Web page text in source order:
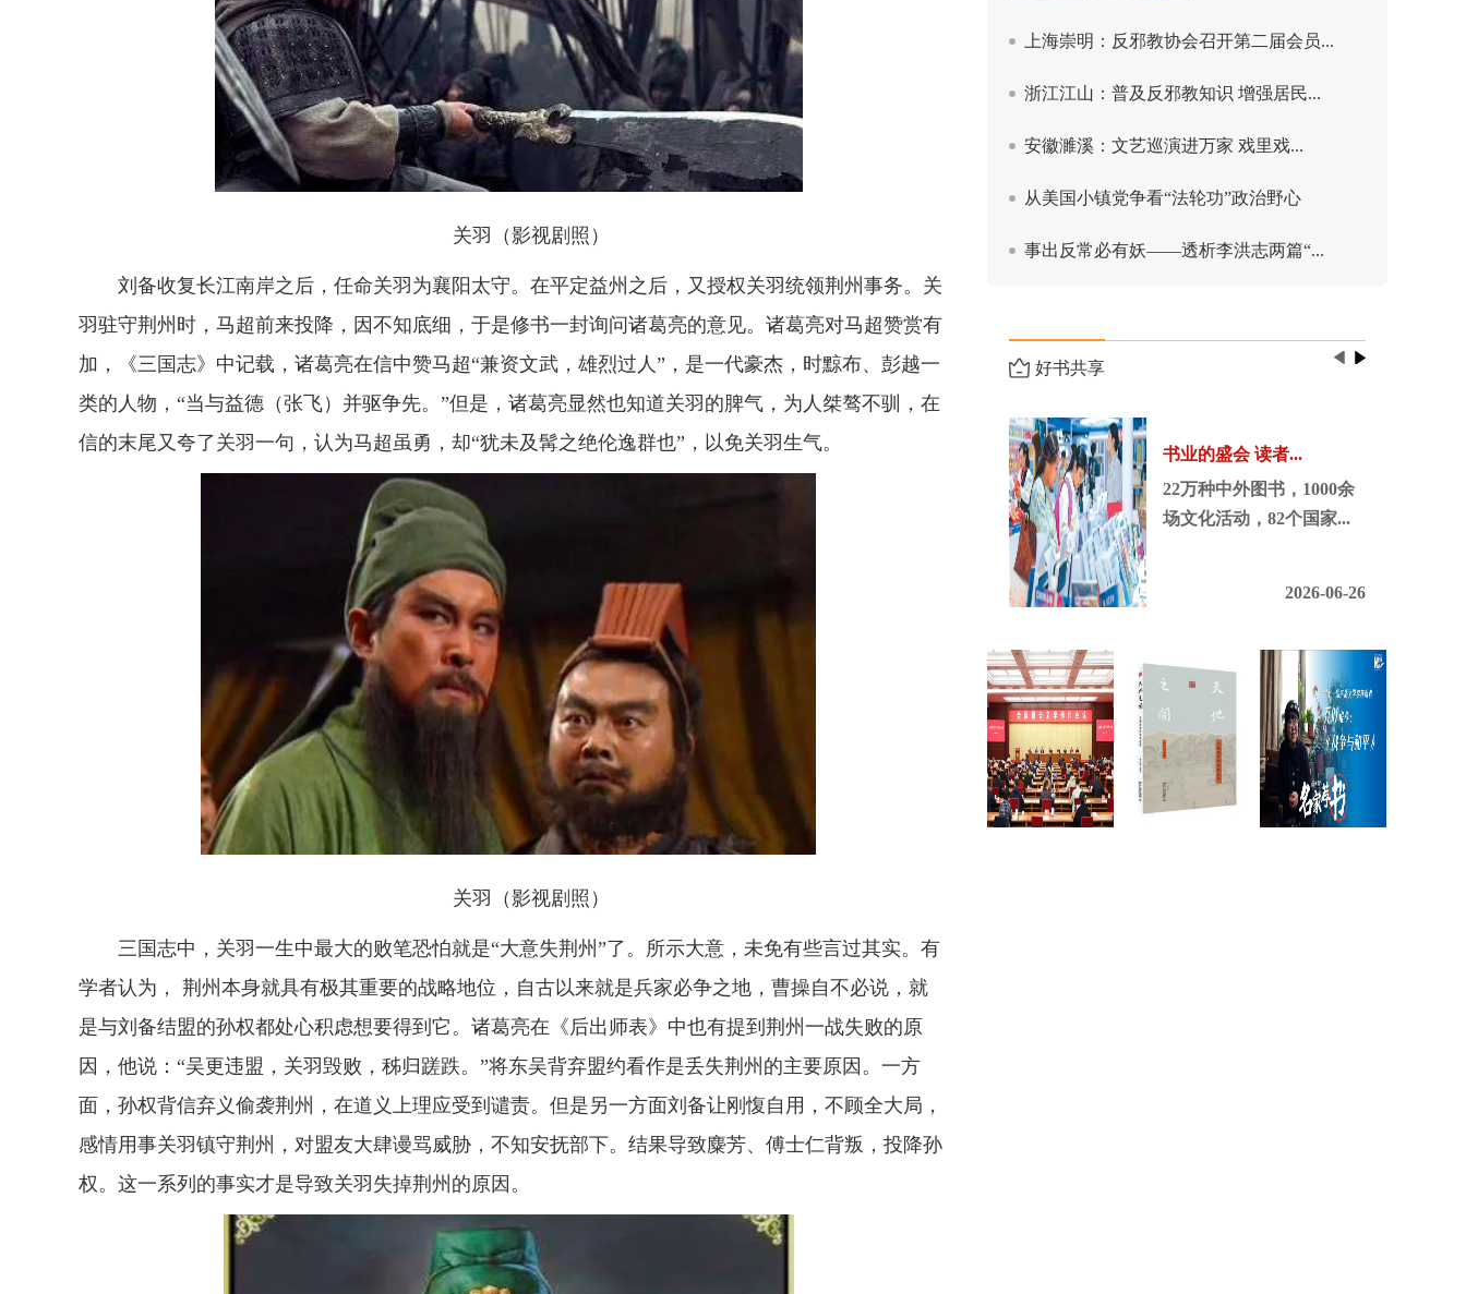
关羽（影视剧照）
刘备收复长江南岸之后，任命关羽为襄阳太守。在平定益州之后，又授权关羽统领荆州事务。关
羽驻守荆州时，马超前来投降，因不知底细，于是修书一封询问诸葛亮的意见。诸葛亮对马超赞赏有
加，《三国志》中记载，诸葛亮在信中赞马超“兼资文武，雄烈过人”，是一代豪杰，时黥布、彭越一
类的人物，“当与益德（张飞）并驱争先。”但是，诸葛亮显然也知道关羽的脾气，为人桀骜不驯，在
信的末尾又夸了关羽一句，认为马超虽勇，却“犹未及髯之绝伦逸群也”，以免关羽生气。
关羽（影视剧照）
三国志中，关羽一生中最大的败笔恐怕就是“大意失荆州”了。所示大意，未免有些言过其实。有
学者认为， 荆州本身就具有极其重要的战略地位，自古以来就是兵家必争之地，曹操自不必说，就
是与刘备结盟的孙权都处心积虑想要得到它。诸葛亮在《后出师表》中也有提到荆州一战失败的原
因，他说：“吴更违盟，关羽毁败，秭归蹉跌。”将东吴背弃盟约看作是丢失荆州的主要原因。一方
面，孙权背信弃义偷袭荆州，在道义上理应受到谴责。但是另一方面刘备让刚愎自用，不顾全大局，
感情用事关羽镇守荆州，对盟友大肆谩骂威胁，不知安抚部下。结果导致麋芳、傅士仁背叛，投降孙
权。这一系列的事实才是导致关羽失掉荆州的原因。